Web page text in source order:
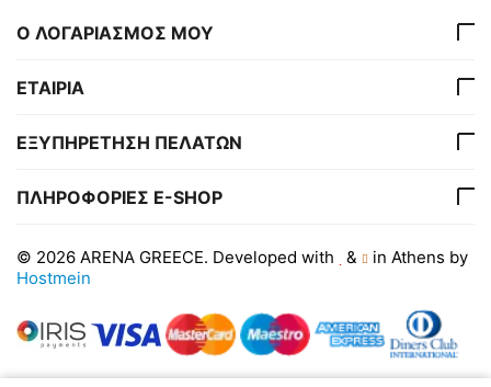
Ο ΛΟΓΑΡΙΑΣΜΟΣ ΜΟΥ
ΕΤΑΙΡΙΑ
ΕΞΥΠΗΡΕΤΗΣΗ ΠΕΛΑΤΩΝ
ΠΛΗΡΟΦΟΡΙΕΣ E-SHOP
© 2026 ARENA GREECE. Developed with &
in Athens by
Hostmein